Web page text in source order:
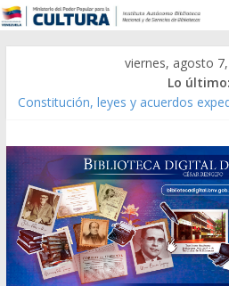
viernes, agosto
Lo último:
Constitución, leyes y acuerdos
Modesta Bor Sánchez [material
Gaceta Oficial de la República de
Caracas 09 de marzo de 2006 N°
Catálogo temático de obras de